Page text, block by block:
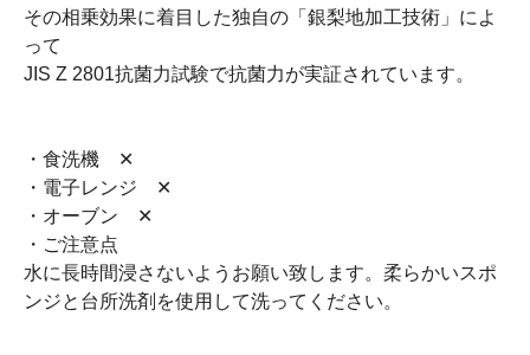
その相乗効果に着目した独自の「銀梨地加工技術」によ
って
JIS Z 2801抗菌力試験で抗菌力が実証されています。
・食洗機 ✕
・電子レンジ ✕
・オーブン ✕
・ご注意点
水に長時間浸さないようお願い致します。柔らかいスポ
ンジと台所洗剤を使用して洗ってください。